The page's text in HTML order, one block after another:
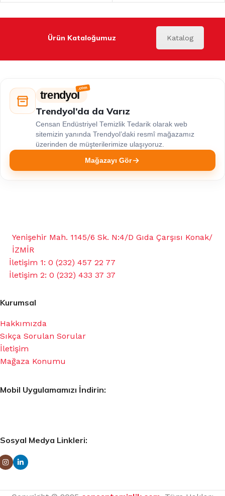
Ürün Kataloğumuz Katalog
trendyol
Trendyol’da da Varız
Censan Endüstriyel Temizlik Tedarik olarak web
sitemizin yanında Trendyol’daki resmî mağazamız
üzerinden de müşterilerimize ulaşıyoruz.
Mağazayı Gör
Yenişehir Mah. 1145/6 Sk. N:4/D Gıda Çarşısı Konak/
İZMİR
İletişim 1: 0 (232) 457 22 77
İletişim 2: 0 (232) 433 37 37
Kurumsal
Hakkımızda
Sıkça Sorulan Sorular
İletişim
Mağaza Konumu
Mobil Uygulamamızı İndirin:
Sosyal Medya Linkleri: